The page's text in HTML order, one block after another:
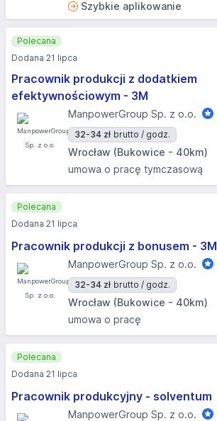
Szybkie aplikowanie
Pracownik produkcji z dodatkiem
efektywnościowym - 3M
ManpowerGroup Sp. z o.o.
32-34 zł brutto / godz.
Wrocław (Bukowice - 40km)
umowa o pracę tymczasową
Polecana
Dodana 21 lipca
Pracownik produkcji z bonusem - 3M
ManpowerGroup Sp. z o.o.
32-34 zł brutto / godz.
Wrocław (Bukowice - 40km)
umowa o pracę
Polecana
Dodana 21 lipca
Pracownik produkcyjny - solventum
ManpowerGroup Sp. z o.o.
Polecana
Dodana 21 lipca